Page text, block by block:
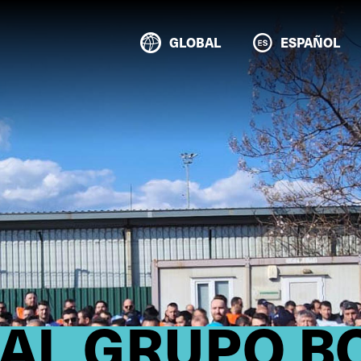
GLOBAL ESPAÑOL